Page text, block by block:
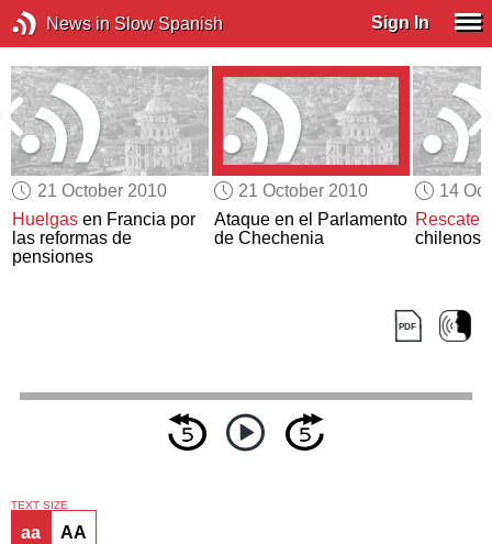
News in Slow Spanish Sign In
21 October 2010
Huelgas en Francia por
las reformas de
pensiones
21 October 2010
Ataque en el Parlamento
de Chechenia
14
Rescate
chilenos
TEXT SIZE
aa AA